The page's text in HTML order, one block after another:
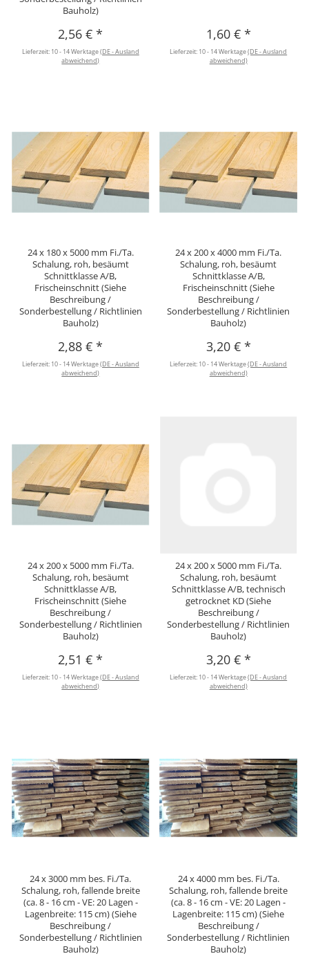
Bauholz)
2,56 €*
Lieferzeit: 10 - 14 Werktage(DE - Ausland
abweichend)
1,60 € *
Lieferzeit: 10 - 14 Werktage(DE - Ausland
abweichend)
24 x 180 x 5000 mm Fi./Ta.
Schalung, roh, besäumt
Schnittklasse A/B,
Frischeinschnitt (Siehe
Beschreibung /
Sonderbestellung / Richtlinien
Bauholz)
2,88 €*
Lieferzeit: 10 - 14 Werktage(DE - Ausland
abweichend)
24 x 200 x 4000 mm Fi./Ta.
Schalung, roh, besäumt
Schnittklasse A/B,
Frischeinschnitt (Siehe
Beschreibung /
Sonderbestellung / Richtlinien
Bauholz)
3,20 € *
Lieferzeit: 10 - 14 Werktage(DE - Ausland
abweichend)
24 x 200 x 5000 mm Fi./Ta.
Schalung, roh, besäumt
Schnittklasse A/B,
Frischeinschnitt (Siehe
Beschreibung /
Sonderbestellung / Richtlinien
Bauholz)
2,51 €*
Lieferzeit: 10 - 14 Werktage(DE - Ausland
abweichend)
24 x 200 x 5000 mm Fi./Ta.
Schalung, roh, besäumt
Schnittklasse A/B, technisch
getrocknet KD (Siehe
Beschreibung /
Sonderbestellung / Richtlinien
Bauholz)
3,20 € *
Lieferzeit: 10 - 14 Werktage(DE - Ausland
abweichend)
24 x 3000 mm bes. Fi./Ta.
Schalung, roh, fallende breite
(ca. 8 - 16 cm - VE: 20 Lagen -
Lagenbreite: 115 cm) (Siehe
Beschreibung /
Sonderbestellung / Richtlinien
Bauholz)
24 x 4000 mm bes. Fi./Ta.
Schalung, roh, fallende breite
(ca. 8 - 16 cm - VE: 20 Lagen -
Lagenbreite: 115 cm) (Siehe
Beschreibung /
Sonderbestellung / Richtlinien
Bauholz)